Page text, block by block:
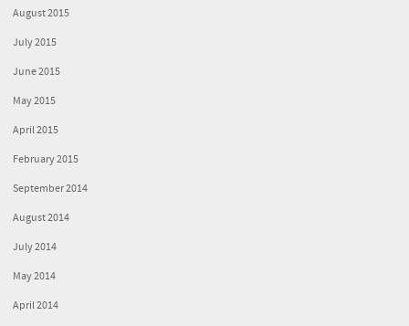
August 2015
July 2015
June 2015
May 2015
April 2015
February 2015
September 2014
August 2014
July 2014
May 2014
April 2014